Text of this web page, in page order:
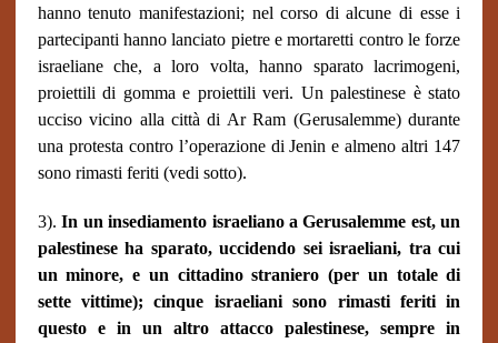
hanno tenuto manifestazioni; nel corso di alcune di esse i
partecipanti hanno lanciato pietre e mortaretti contro le forze
israeliane che, a loro volta, hanno sparato lacrimogeni,
proiettili di gomma e proiettili veri. Un palestinese è stato
ucciso vicino alla città di Ar Ram (Gerusalemme) durante
una protesta contro l’operazione di Jenin e almeno altri 147
sono rimasti feriti (vedi sotto).
3).In un insediamento israeliano a Gerusalemme est, un
palestinese ha sparato, uccidendo sei israeliani, tra cui
un minore, e un cittadino straniero (per un totale di
sette vittime); cinque israeliani sono rimasti feriti in
questo e in un altro attacco palestinese, sempre in